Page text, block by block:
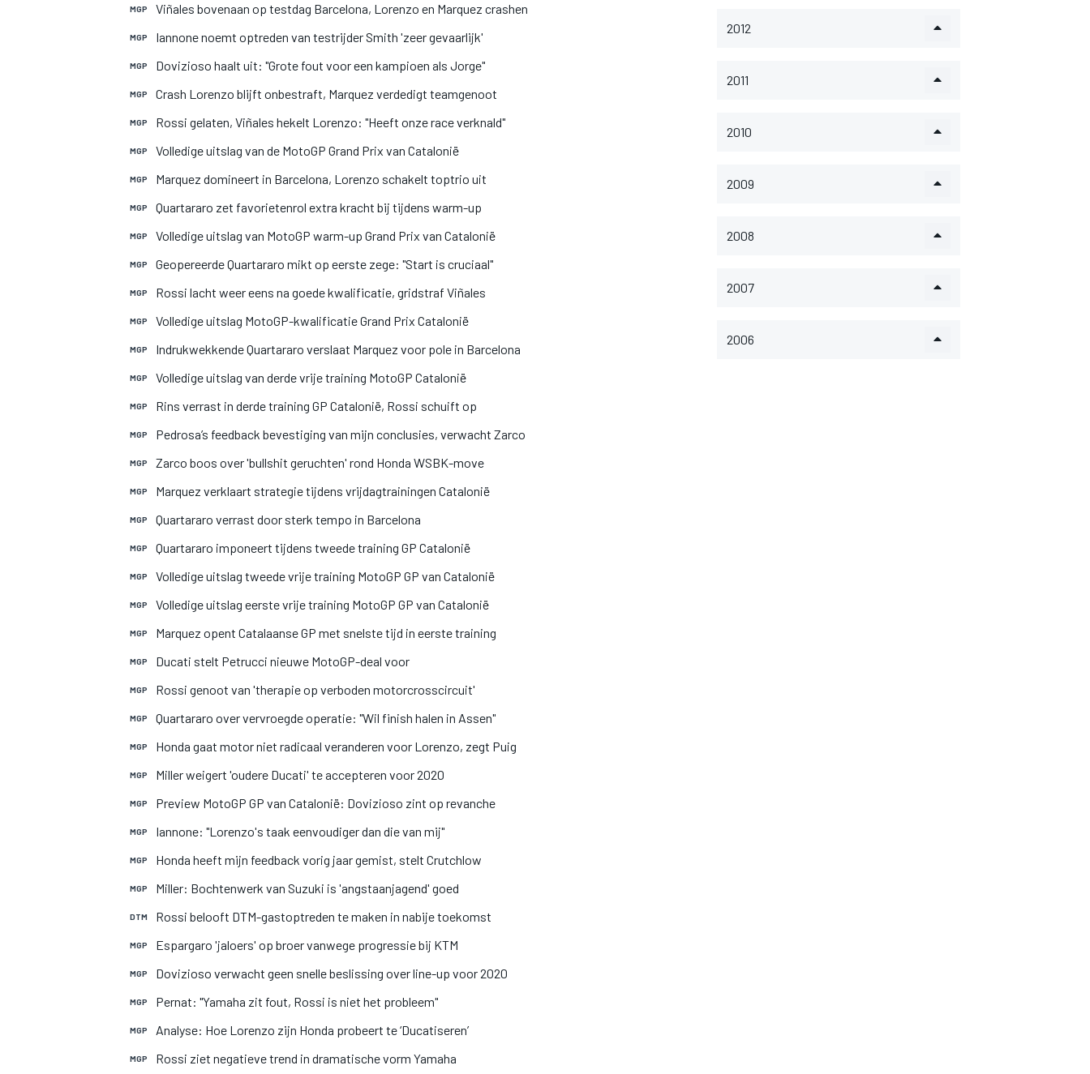
MGP Viñales bovenaan op testdag Barcelona, Lorenzo en Marquez crashen
MGP Iannone noemt optreden van testrijder Smith 'zeer gevaarlijk'
MGP Dovizioso haalt uit: "Grote fout voor een kampioen als Jorge"
MGP Crash Lorenzo blijft onbestraft, Marquez verdedigt teamgenoot
MGP Rossi gelaten, Viñales hekelt Lorenzo: "Heeft onze race verknald"
MGP Volledige uitslag van de MotoGP Grand Prix van Catalonië
MGP Marquez domineert in Barcelona, Lorenzo schakelt toptrio uit
MGP Quartararo zet favorietenrol extra kracht bij tijdens warm-up
MGP Volledige uitslag van MotoGP warm-up Grand Prix van Catalonië
MGP Geopereerde Quartararo mikt op eerste zege: "Start is cruciaal"
MGP Rossi lacht weer eens na goede kwalificatie, gridstraf Viñales
MGP Volledige uitslag MotoGP-kwalificatie Grand Prix Catalonië
MGP Indrukwekkende Quartararo verslaat Marquez voor pole in Barcelona
MGP Volledige uitslag van derde vrije training MotoGP Catalonië
MGP Rins verrast in derde training GP Catalonië, Rossi schuift op
MGP Pedrosa’s feedback bevestiging van mijn conclusies, verwacht Zarco
MGP Zarco boos over 'bullshit geruchten' rond Honda WSBK-move
MGP Marquez verklaart strategie tijdens vrijdagtrainingen Catalonië
MGP Quartararo verrast door sterk tempo in Barcelona
MGP Quartararo imponeert tijdens tweede training GP Catalonië
MGP Volledige uitslag tweede vrije training MotoGP GP van Catalonië
MGP Volledige uitslag eerste vrije training MotoGP GP van Catalonië
MGP Marquez opent Catalaanse GP met snelste tijd in eerste training
MGP Ducati stelt Petrucci nieuwe MotoGP-deal voor
MGP Rossi genoot van 'therapie op verboden motorcrosscircuit'
MGP Quartararo over vervroegde operatie: "Wil finish halen in Assen"
MGP Honda gaat motor niet radicaal veranderen voor Lorenzo, zegt Puig
MGP Miller weigert 'oudere Ducati' te accepteren voor 2020
MGP Preview MotoGP GP van Catalonië: Dovizioso zint op revanche
MGP Iannone: "Lorenzo's taak eenvoudiger dan die van mij"
MGP Honda heeft mijn feedback vorig jaar gemist, stelt Crutchlow
MGP Miller: Bochtenwerk van Suzuki is 'angstaanjagend' goed
DTM Rossi belooft DTM-gastoptreden te maken in nabije toekomst
MGP Espargaro 'jaloers' op broer vanwege progressie bij KTM
MGP Dovizioso verwacht geen snelle beslissing over line-up voor 2020
MGP Pernat: "Yamaha zit fout, Rossi is niet het probleem"
MGP Analyse: Hoe Lorenzo zijn Honda probeert te ‘Ducatiseren’
MGP Rossi ziet negatieve trend in dramatische vorm Yamaha
2012
2011
2010
2009
2008
2007
2006